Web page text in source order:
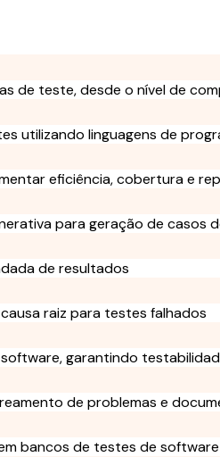
de teste, desde o nível de
utilizando linguagens de
eficiência, cobertura e
para geração de casos
de resultados
raiz para testes falhados
garantindo
de problemas e
bancos de testes de software